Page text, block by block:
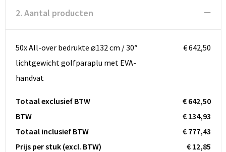
2. Aantal producten
50x All-over bedrukte ⌀132 cm / 30″
lichtgewicht golfparaplu met EVA-
handvat
€ 642,50
Totaal exclusief BTW
€ 642,50
BTW
€ 134,93
Totaal inclusief BTW
€ 777,43
Prijs per stuk (excl. BTW) € 12,85